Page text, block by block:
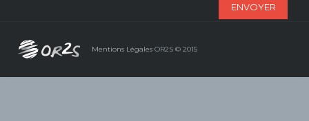
ENVOYER
Mentions Légales OR2S © 2015